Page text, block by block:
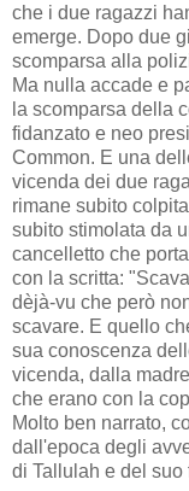
che i due ragazzi
emerge. Dopo due
scomparsa alla
Ma nulla accade e
la scomparsa della
fidanzato e neo
Common. E una
vicenda dei due
rimane subito
subito stimolata da
cancelletto che
con la scritta:
dèjà-vu che però
scavare. E quello
sua conoscenza
vicenda, dalla
che erano con la
Molto ben narrato,
dall'epoca degli
di Tallulah e del